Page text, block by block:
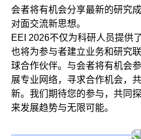
会者将有机会分享最新的研究
对面交流新思想。
EEI 2026不仅为科研人员提供
也将为参与者建立业务和研究
球合作伙伴。与会者将有机会
展专业网络，寻求合作机会，
新。我们期待您的参与，共同
来发展趋势与无限可能。